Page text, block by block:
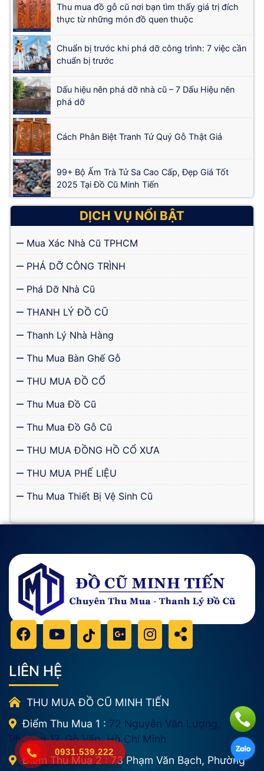
Thu mua đồ gỗ cũ nơi bạn tìm thấy giá trị đích
thực từ những món đồ quen thuộc
Chuẩn bị trước khi phá dỡ công trình: 7 việc cần
chuẩn bị trước
Dấu hiệu nên phá dỡ nhà cũ – 7 Dấu Hiệu nên
phá dỡ
Cách Phân Biệt Tranh Tứ Quý Gỗ Thật Giả
99+ Bộ Ấm Trà Tử Sa Cao Cấp, Đẹp Giá Tốt
2025 Tại Đồ Cũ Minh Tiến
DỊCH VỤ NỔI BẬT
Mua Xác Nhà Cũ TPHCM
PHÁ DỠ CÔNG TRÌNH
Phá Dỡ Nhà Cũ
THANH LÝ ĐỒ CŨ
Thanh Lý Nhà Hàng
Thu Mua Bàn Ghế Gỗ
THU MUA ĐỒ CỔ
Thu Mua Đồ Cũ
Thu Mua Đồ Gỗ Cũ
THU MUA ĐỒNG HỒ CỔ XƯA
THU MUA PHẾ LIỆU
Thu Mua Thiết Bị Vệ Sinh Cũ
LIÊN HỆ
THU MUA ĐỒ CŨ MINH TIẾN
Điểm Thu Mua 1 : 72 Nguyễn Văn Lượng,
Phường 17, Gò Vấp, Hồ Chí Minh
Điểm Thu Mua 2 : 73 Phạm Văn Bạch, Phường
0931.539.222